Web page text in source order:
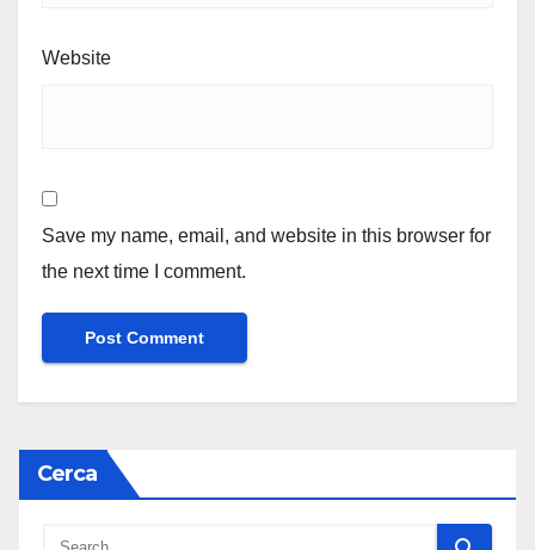
Website
Save my name, email, and website in this browser for
the next time I comment.
Cerca